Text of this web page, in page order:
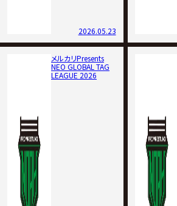
2026.05.23
メルカリPresents
NEO GLOBAL TAG
LEAGUE 2026